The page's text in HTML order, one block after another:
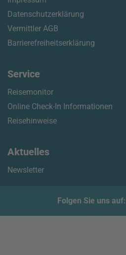
Datenschutzerklärung
Vermittler AGB
Barrierefreiheitserklärung
Service
Reisemonitor
Online Check-In Informationen
Reisehinweise
Aktuelles
Newsletter
Folgen Sie uns auf: